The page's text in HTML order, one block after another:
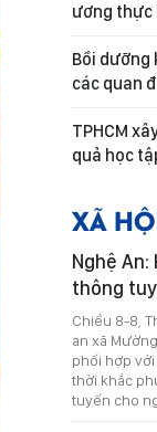
ương thực
Bồi dưỡng
các quan
TPHCM
quả học
XÃ
Nghệ
thông
Chiều 8-8,
an xã
phối hợp
thời khắc
tuyến cho